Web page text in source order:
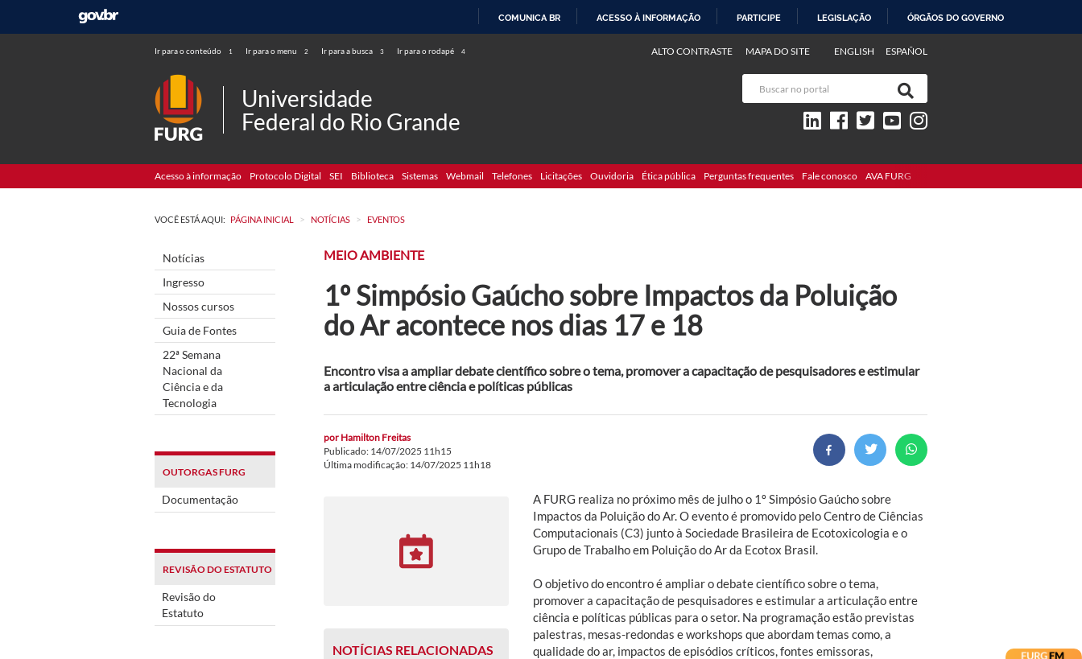
COMUNICA BR ACESSO À INFORMAÇÃO PARTICIPE LEGISLAÇÃO ÓRGÃOS DO GOVERNO
Ir para o conteúdo 1 Ir para o menu 2 Ir para a busca 3 Ir para o rodapé 4 ENGLISH ESPAÑOL
ALTO CONTRASTE MAPA DO SITE
Universidade
Federal do Rio Grande
Acesso à informação Protocolo Digital SEI Biblioteca Sistemas Webmail Telefones Licitações Ouvidoria Ética pública Perguntas frequentes Fale conosco AVA FURG
VOCÊ ESTÁ AQUI: PÁGINA INICIAL > NOTÍCIAS > EVENTOS
Notícias
Ingresso
Nossos cursos
Guia de Fontes
22ª Semana
Nacional da
Ciência e da
Tecnologia
OUTORGAS FURG
Documentação
REVISÃO DO ESTATUTO
Revisão do
Estatuto
MEIO AMBIENTE
1º Simpósio Gaúcho sobre Impactos da Poluição
do Ar acontece nos dias 17 e 18
Encontro visa a ampliar debate científico sobre o tema, promover a capacitação de pesquisadores e estimular
a articulação entre ciência e políticas públicas
por Hamilton Freitas
Publicado: 14/07/2025 11h15
Última modificação: 14/07/2025 11h18
A FURG realiza no próximo mês de julho o 1º Simpósio Gaúcho sobre
Impactos da Poluição do Ar. O evento é promovido pelo Centro de Ciências
Computacionais (C3) junto à Sociedade Brasileira de Ecotoxicologia e o
Grupo de Trabalho em Poluição do Ar da Ecotox Brasil.
NOTÍCIAS RELACIONADAS
O objetivo do encontro é ampliar o debate científico sobre o tema,
promover a capacitação de pesquisadores e estimular a articulação entre
ciência e políticas públicas para o setor. Na programação estão previstas
palestras, mesas-redondas e workshops que abordam temas como, a
qualidade do ar, impactos de episódios críticos, fontes emissoras,